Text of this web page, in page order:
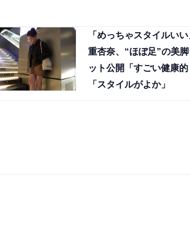
「めっちゃスタイルい
重杏奈、“ほぼ足”の美脚
ット公開「すごい健康的
「スタイルがよか」